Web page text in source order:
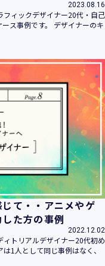
取得・利用及び提供
要な範囲を超えた個
のための措置を講じ
国が定める指針その
どのリスクに対して
規程、体制を構築
、万一の際には速や
相談に対しては、迅
当社を取り巻く環境
直して継続的に改善
個人情報に関する苦
理責任者 安部 洋平
ルエスファーストビ
2023.08.16
ィックデザイナー20代・自己
ス事例です。 デザイナーのキ
て・・アニメやゲ
た方の事例
2022.12.02
トリアルデザイナー20代初め
1人として同じ事例はなく、